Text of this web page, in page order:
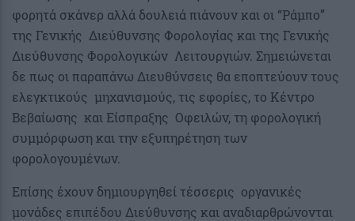
φορητά σκάνερ αλλά δουλειά πιάνουν και οι “Ράμπο”
της Γενικής Διεύθυνσης Φορολογίας και της Γενικής
Διεύθυνσης Φορολογικών Λειτουργιών. Σημειώνεται
δε πως οι παραπάνω Διευθύνσεις θα εποπτεύουν τους
ελεγκτικούς μηχανισμούς, τις εφορίες, το Κέντρο
Βεβαίωσης και Είσπραξης Οφειλών, τη φορολογική
συμμόρφωση και την εξυπηρέτηση των
φορολογουμένων.
Επίσης έχουν δημιουργηθεί τέσσερις οργανικές
μονάδες επιπέδου Διεύθυνσης και αναδιαρθρώνονται